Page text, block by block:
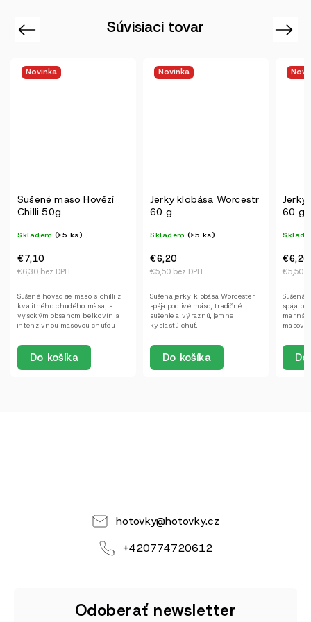
Súvisiaci tovar
Previous
Novinka
Sušené maso Hovězí
Chilli 50g
Skladem (>5 ks)
€6,30 bez DPH
€7,10
Do košíka
Sušené hovädzie mäso s chilli z
kvalitného chudého mäsa, s
vysokým obsahom bielkovín a
intenzívnou mäsovou chuťou.
Novinka
Jerky klobása Worcestr
60 g
Skladem (>5 ks)
€5,50 bez DPH
€6,20
Do košíka
Sušená jerky klobása Worcester
spája poctivé mäso, tradičné
sušenie a výraznú, jemne
kyslastú chuť.
Jerky
60 g
€5,50
€6,20
Sušená
spája
Next
hotovky@hotovky.cz
+420774720612
Odoberať newsletter